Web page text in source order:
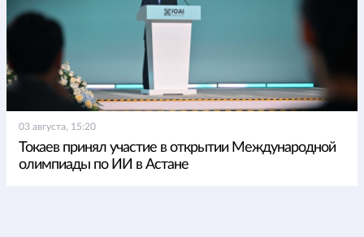
03 августа, 15:20
Токаев принял участие в открытии Международной
олимпиады по ИИ в Астане